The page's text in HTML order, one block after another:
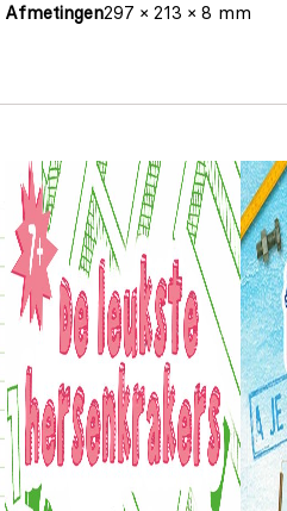
Afmetingen297 × 213 × 8 mm